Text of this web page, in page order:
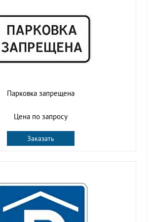
Парковка запрещена
Цена по запросу
Заказать